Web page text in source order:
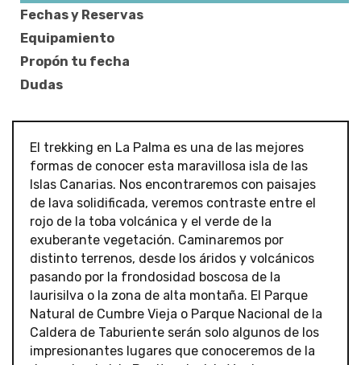
Fechas y Reservas
Equipamiento
Propón tu fecha
Dudas
El trekking en La Palma es una de las mejores
formas de conocer esta maravillosa isla de las
Islas Canarias. Nos encontraremos con paisajes
de lava solidificada, veremos contraste entre el
rojo de la toba volcánica y el verde de la
exuberante vegetación. Caminaremos por
distinto terrenos, desde los áridos y volcánicos
pasando por la frondosidad boscosa de la
laurisilva o la zona de alta montaña. El Parque
Natural de Cumbre Vieja o Parque Nacional de la
Caldera de Taburiente serán solo algunos de los
impresionantes lugares que conoceremos de la